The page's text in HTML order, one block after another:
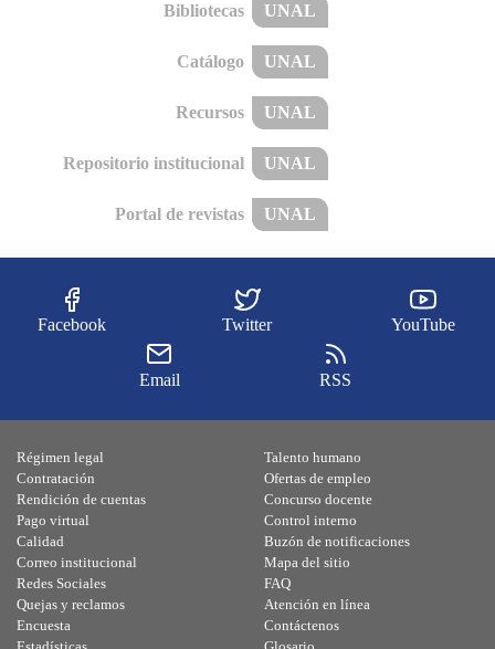
Bibliotecas UNAL
Catálogo UNAL
Recursos UNAL
Repositorio institucional UNAL
Portal de revistas UNAL
Facebook Twitter YouTube
Email RSS
Régimen legal
Contratación
Rendición de cuentas
Pago virtual
Calidad
Talento humano
Ofertas de empleo
Concurso docente
Control interno
Buzón de notificaciones
Correo institucional
Redes Sociales
Quejas y reclamos
Encuesta
Mapa del sitio
FAQ
Atención en línea
Contáctenos